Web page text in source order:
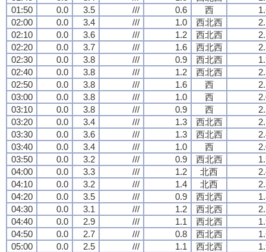
01:50
0.0 3.5 /// 0.6 西
02:00
0.0 3.4 /// 1.0 西北西
02:10
0.0 3.6 /// 1.2 西北西
02:20
0.0 3.7 /// 1.6 西北西
02:30
0.0 3.8 /// 0.9 西北西
02:40
0.0 3.8 /// 1.2 西北西
02:50
0.0 3.8 /// 1.6 西
03:00
0.0 3.8 /// 1.0 西
03:10
0.0 3.8 /// 0.9 西
03:20
0.0 3.4 /// 1.3 西北西
03:30
0.0 3.6 /// 1.3 西北西
03:40
0.0 3.4 /// 1.0 西
03:50
0.0 3.2 /// 0.9 西北西
04:00
0.0 3.3 /// 1.2 北西
04:10
0.0 3.2 /// 1.4 北西
04:20
0.0 3.5 /// 0.9 西北西
04:30
0.0 3.1 /// 1.2 西北西
04:40
0.0 2.9 /// 1.1 西北西
04:50
0.0 2.7 /// 0.8 西北西
05:00
0.0 2.5 /// 1.1 西北西